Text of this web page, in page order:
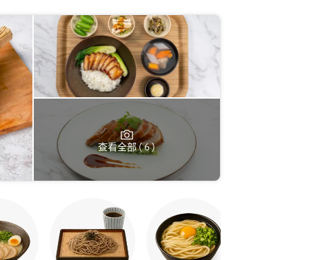
查看全部 ( 6 )